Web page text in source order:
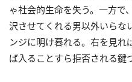
ゃ社会的生命を失う。一方で
沢させてくれる男以外いらな
ンジに明け暮れる。右を見れ
ば入ることすら拒否される鍵